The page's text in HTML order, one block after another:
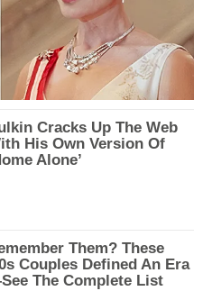
Cracks Up The Web
His Own Version Of
Alone’
Them? These
Couples Defined An Era
The Complete List